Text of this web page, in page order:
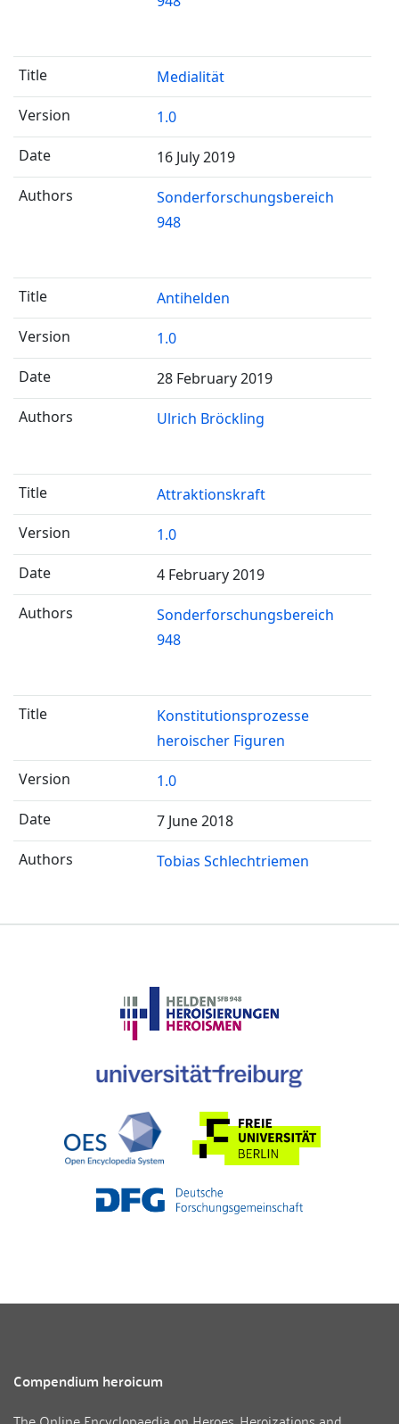
Medialität
1.0
16 July 2019
Sonderforschungsbereich
948
Antihelden
1.0
28 February 2019
Ulrich Bröckling
Attraktionskraft
1.0
4 February 2019
Sonderforschungsbereich
948
Konstitutionsprozesse
heroischer Figuren
1.0
7 June 2018
Tobias Schlechtriemen
Compendium heroicum